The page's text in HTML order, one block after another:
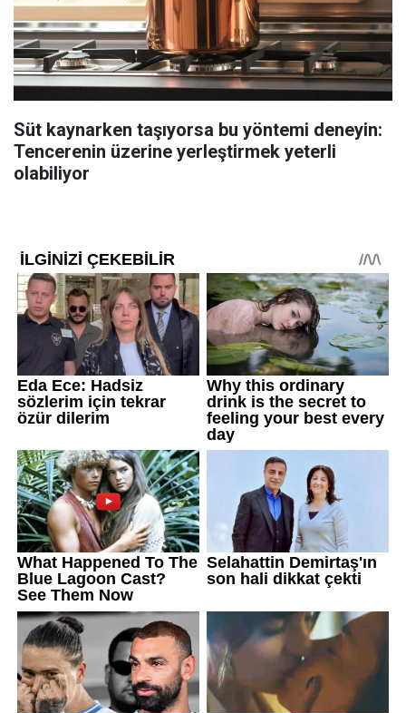
Süt kaynarken taşıyorsa bu yöntemi deneyin:
Tencerenin üzerine yerleştirmek yeterli
olabiliyor